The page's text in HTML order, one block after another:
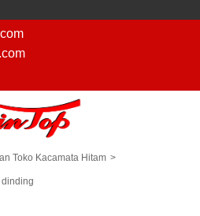
Toko Kacamata Hitam >